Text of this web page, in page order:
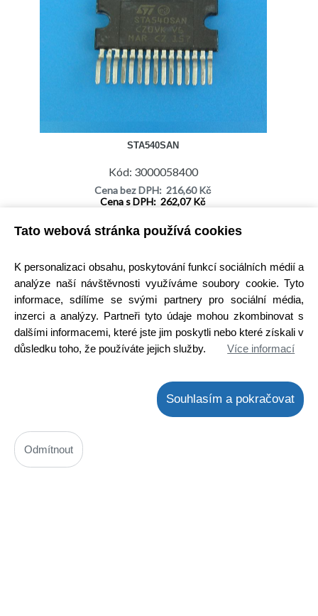
Tato webová stránka používá cookies
K personalizaci obsahu, poskytování funkcí sociálních médií a
analýze naší návštěvnosti využíváme soubory cookie. Tyto
informace, sdílíme se svými partnery pro sociální média,
inzerci a analýzy. Partneři tyto údaje mohou zkombinovat s
dalšími informacemi, které jste jim poskytli nebo které získali v
důsledku toho, že používáte jejich služby.
Více informací
Souhlasím a pokračovat
Odmítnout
STA540SAN
Kód: 3000058400
Cena bez DPH: 216,60 Kč
Cena s DPH: 262,07 Kč
Skladem na prodejně